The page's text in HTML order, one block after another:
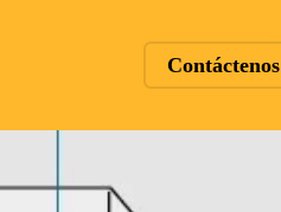
Contáctenos